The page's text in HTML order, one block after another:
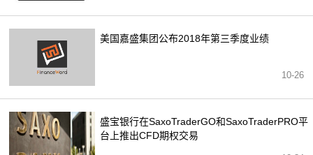
美国嘉盛集团公布2018年第三季度业绩
10-26
盛宝银行在SaxoTraderGO和SaxoTraderPRO平
台上推出CFD期权交易